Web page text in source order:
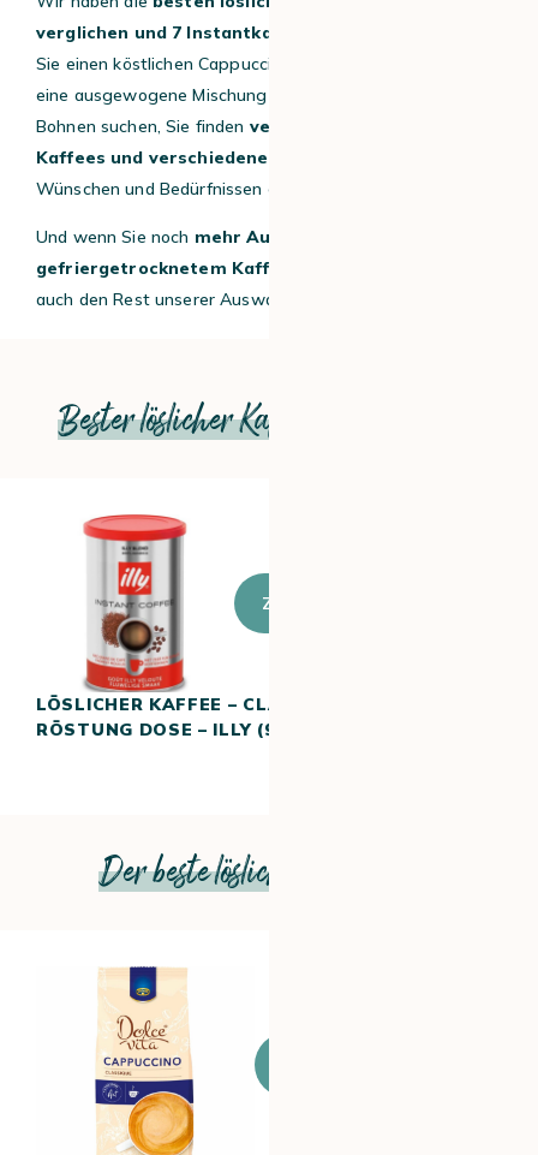
verglichen und 7 Instantkaffees ausgewählt
Sie einen köstlichen Cappuccino mit cremiger Textur oder
eine ausgewogene Mischung aus Arabica- und Robusta-
Bohnen suchen, Sie finden verschiedene Fertig-
Kaffees und verschiedene Formate
Wünschen und Bedürfnissen entsprechen.
Und wenn Sie noch mehr Auswahl an
gefriergetrocknetem Kaffee
auch den Rest unserer Auswahl entdecken.
Bester löslicher Kaffees aus der Dose
LÖSLICHER KAFFEE – CLASSICO
RÖSTUNG DOSE – ILLY (95 G)
Zum Produkt
Der beste lösliche Cappuccino